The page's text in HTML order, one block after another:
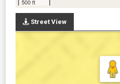
500 ft
Street View